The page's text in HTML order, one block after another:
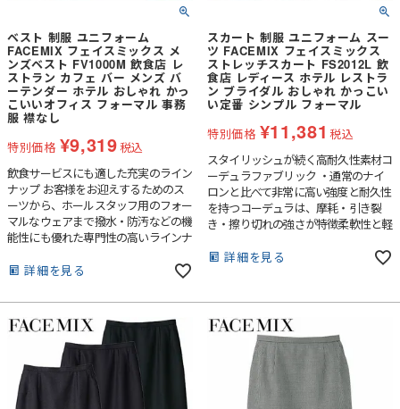
ベスト 制服 ユニフォーム
FACEMIX フェイスミックス メ
ンズベスト FV1000M 飲食店 レ
ストラン カフェ バー メンズ バ
ーテンダー ホテル おしゃれ かっ
こいいオフィス フォーマル 事務
服 襟なし
特別価格 ¥9,319税込
飲食サービスにも適した充実のライン
ナップ お客様をお迎えするためのス
ーツから、ホールスタッフ用のフォー
マルなウェアまで撥水・防汚などの機
能性にも優れた専門性の高いラインナ
詳細を見る
スカート 制服 ユニフォーム スー
ツ FACEMIX フェイスミックス
ストレッチスカート FS2012L 飲
食店 レディース ホテル レストラ
ン ブライダル おしゃれ かっこい
い定番 シンプル フォーマル
特別価格 ¥11,381 税込
スタイリッシュが続く高耐久性素材コ
ーデュラファブリック ・通常のナイ
ロンと比べて非常に高い強度と耐久性
を持つコーデュラは、摩耗・引き裂
き・擦り切れの強さが特徴柔軟性と軽
感じることのない快適な着心地を実
いおしゃれを演出します。
詳細を見る